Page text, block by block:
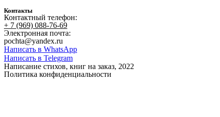
Контакты
Контактный телефон:
+ 7 (969) 088-76-69
Электронная почта:
pochta@yandex.ru
Написать в WhatsApp
Написать в Telegram
Написание стихов, книг на заказ, 2022
Политика конфиденциальности